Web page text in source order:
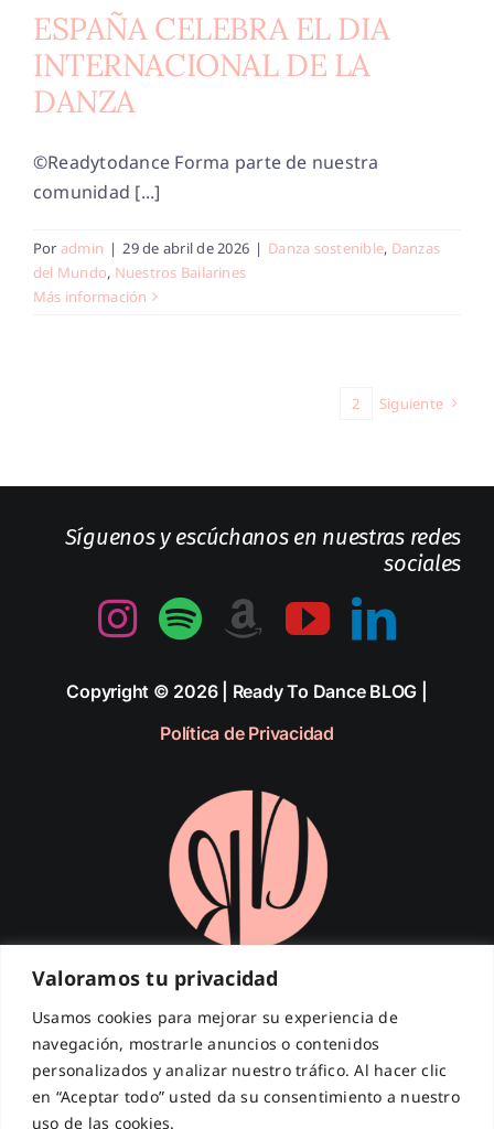
Valoramos tu privacidad
Usamos cookies para mejorar su experiencia de
navegación, mostrarle anuncios o contenidos
personalizados y analizar nuestro tráfico. Al hacer clic
en “Aceptar todo” usted da su consentimiento a nuestro
uso de las cookies.
ESPAÑA CELEBRA EL DIA
INTERNACIONAL DE LA
DANZA
©Readytodance Forma parte de nuestra
comunidad [...]
Por admin | 29 de abril de 2026 | Danza sostenible, Danzas
del Mundo, Nuestros Bailarines
Más información
2 Siguiente
Síguenos y escúchanos en nuestras redes
sociales
Copyright © 2026 | Ready To Dance BLOG |
Política de Privacidad
¡Suscríbete a nuestra Newsletter!
Introduce tu email para recibir las últimas novedades.
Dirección
correo
electrónico